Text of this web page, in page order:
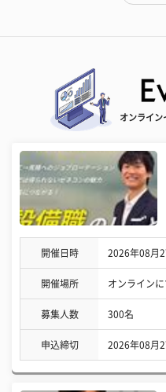
オンライン
開催日時 2026年08月
開催場所 オンライン
募集人数 300名
申込締切 2026年08月